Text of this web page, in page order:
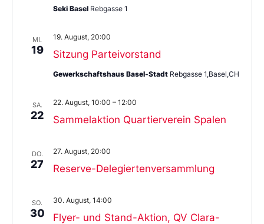
Seki Basel Rebgasse 1
MI.
19 Sitzung Parteivorstand
19. August, 20:00
Gewerkschaftshaus Basel-Stadt Rebgasse 1,Basel,CH
SA.
22 Sammelaktion Quartierverein Spalen
22. August, 10:00 – 12:00
DO.
27 Reserve-Delegiertenversammlung
27. August, 20:00
SO.
30
Flyer- und Stand-Aktion, QV Clara-
30. August, 14:00